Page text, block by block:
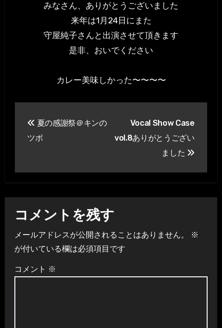
みなさん、ありがとうございました
来年は1月24日にまた
守屋純子さんと出演させて頂きます
是非、おいでください
カレー美味しかった〜〜〜〜
稿
ビ
ゲ
ー
シ
ョ
ン
夏の感謝祭＠キンの
ツボ
Vocal Show Case
vol.8ありがとうござい
ました
コメントを残す
メールアドレスが公開されることはありません。
※
が付いている欄は必須項目です
コメント ※